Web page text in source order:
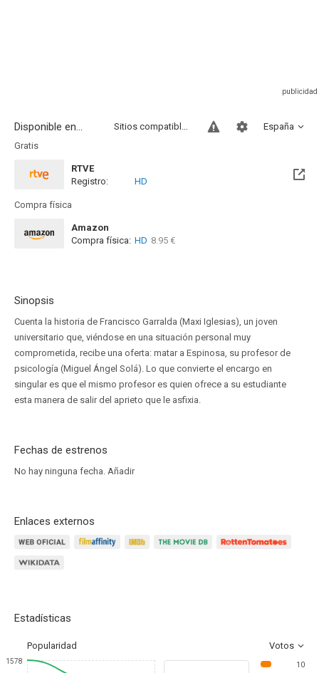
Disponible en... España
Sitios compatibles
Gratis
RTVE
Disponible hasta el Vie, 02 Feb 2029 (Quedan 2 años)
Registro: HD
Compra física
Amazon
Compra física: HD 8.95 €
Sinopsis
Cuenta la historia de Francisco Garralda (Maxi Iglesias), un joven
universitario que, viéndose en una situación personal muy
comprometida, recibe una oferta: matar a Espinosa, su profesor de
psicología (Miguel Ángel Solá). Lo que convierte el encargo en
singular es que el mismo profesor es quien ofrece a su estudiante
esta manera de salir del aprieto que le asfixia.
Fechas de estrenos
No hay ninguna fecha. Añadir
Enlaces externos
Estadísticas
Popularidad Votos
1578
10